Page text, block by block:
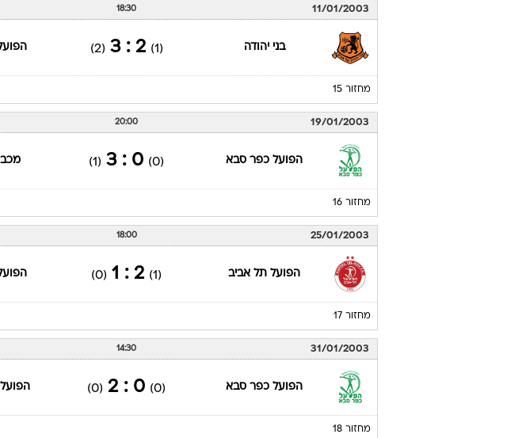
11/01/2003
18:30
בני יהודה (1)
2 : 3
(2)
מחזור 15
19/01/2003
20:00
הפועל כפר סבא (0)
0 : 3
(1)
מחזור 16
25/01/2003
18:00
הפועל תל אביב (1)
2 : 1
(0)
מחזור 17
31/01/2003
14:30
הפועל כפר סבא (0)
0 : 2
(0)
מחזור 18